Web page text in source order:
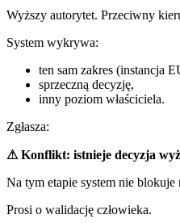
Wyższy autorytet. Przeciwny
System wykrywa:
ten sam zakres (instancja
sprzeczną decyzję,
inny poziom właściciela.
Zgłasza:
⚠ Konflikt: istnieje decyzja
Na tym etapie system nie blokuje
Prosi o walidację człowieka.